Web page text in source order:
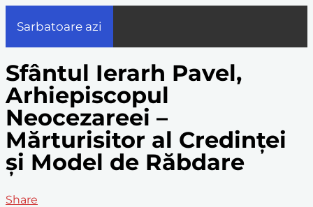
Sarbatoare azi
Sfântul Ierarh Pavel,
Arhiepiscopul
Neocezareei –
Mărturisitor al Credinței
și Model de Răbdare
Share